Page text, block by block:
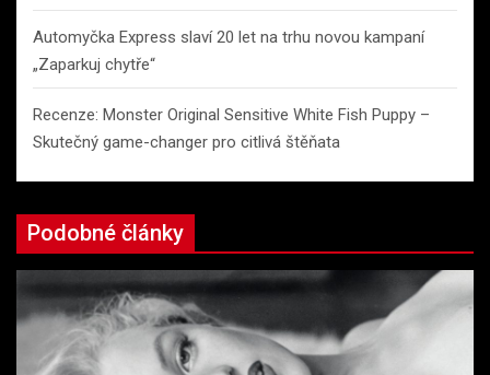
Automyčka Express slaví 20 let na trhu novou kampaní
„Zaparkuj chytře“
Recenze: Monster Original Sensitive White Fish Puppy –
Skutečný game-changer pro citlivá štěňata
Podobné články